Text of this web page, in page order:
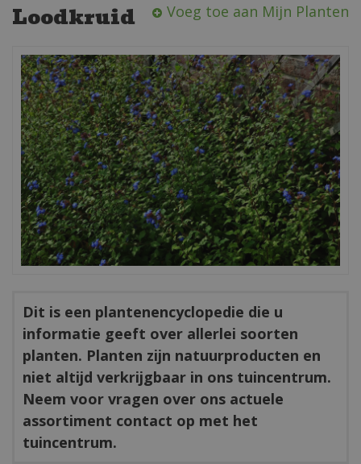
Loodkruid Voeg toe aan Mijn Planten
Dit is een plantenencyclopedie die u
informatie geeft over allerlei soorten
planten. Planten zijn natuurproducten en
niet altijd verkrijgbaar in ons tuincentrum.
Neem voor vragen over ons actuele
assortiment contact op met het
tuincentrum.